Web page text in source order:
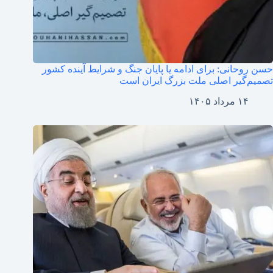
حسن روحانی: برای ادامه یا پایان جنگ و شرایط آینده کشور
تصمیم‌گیر اصلی ملت بزرگ ایران است
۱۴ مرداد ۱۴۰۵